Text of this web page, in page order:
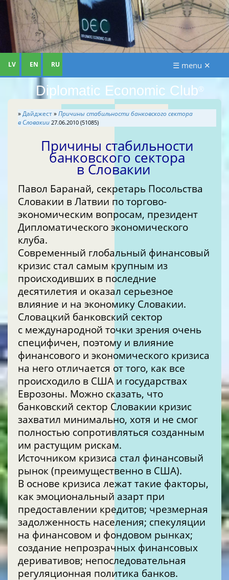
Diplomatic Economic Club®
LV EN RU ☰ menu ✕
»Дайджест»Причины стабильности банковского сектора
в Словакии 27.06.2010 (51085)
Причины стабильности
банковского сектора
в Словакии
Павол Баранай, секретарь Посольства
Словакии в Латвии по торгово-
экономическим вопросам, президент
Дипломатического экономического
клуба.
Современный глобальный финансовый
кризис стал самым крупным из
происходивших в последние
десятилетия и оказал серьезное
влияние и на экономику Словакии.
Словацкий банковский сектор
с международной точки зрения очень
специфичен, поэтому и влияние
финансового и экономического кризиса
на него отличается от того, как все
происходило в США и государствах
Еврозоны. Можно сказать, что
банковский сектор Словакии кризис
захватил минимально, хотя и не смог
полностью сопротивляться созданным
им растущим рискам.
Источником кризиса стал финансовый
рынок (преимущественно в США).
В основе кризиса лежат такие факторы,
как эмоциональный азарт при
предоставлении кредитов; чрезмерная
задолженность населения; спекуляции
на финансовом и фондовом рынках;
создание непрозрачных финансовых
деривативов; непоследовательная
регуляционная политика банков.